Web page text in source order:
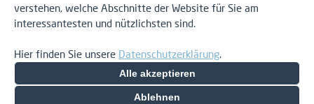
ImpressumDatenschutzerklärung
verstehen, welche Abschnitte der Website für Sie am
interessantesten und nützlichsten sind.
Hier finden Sie unsere Datenschutzerklärung.
Alle akzeptieren
Ablehnen